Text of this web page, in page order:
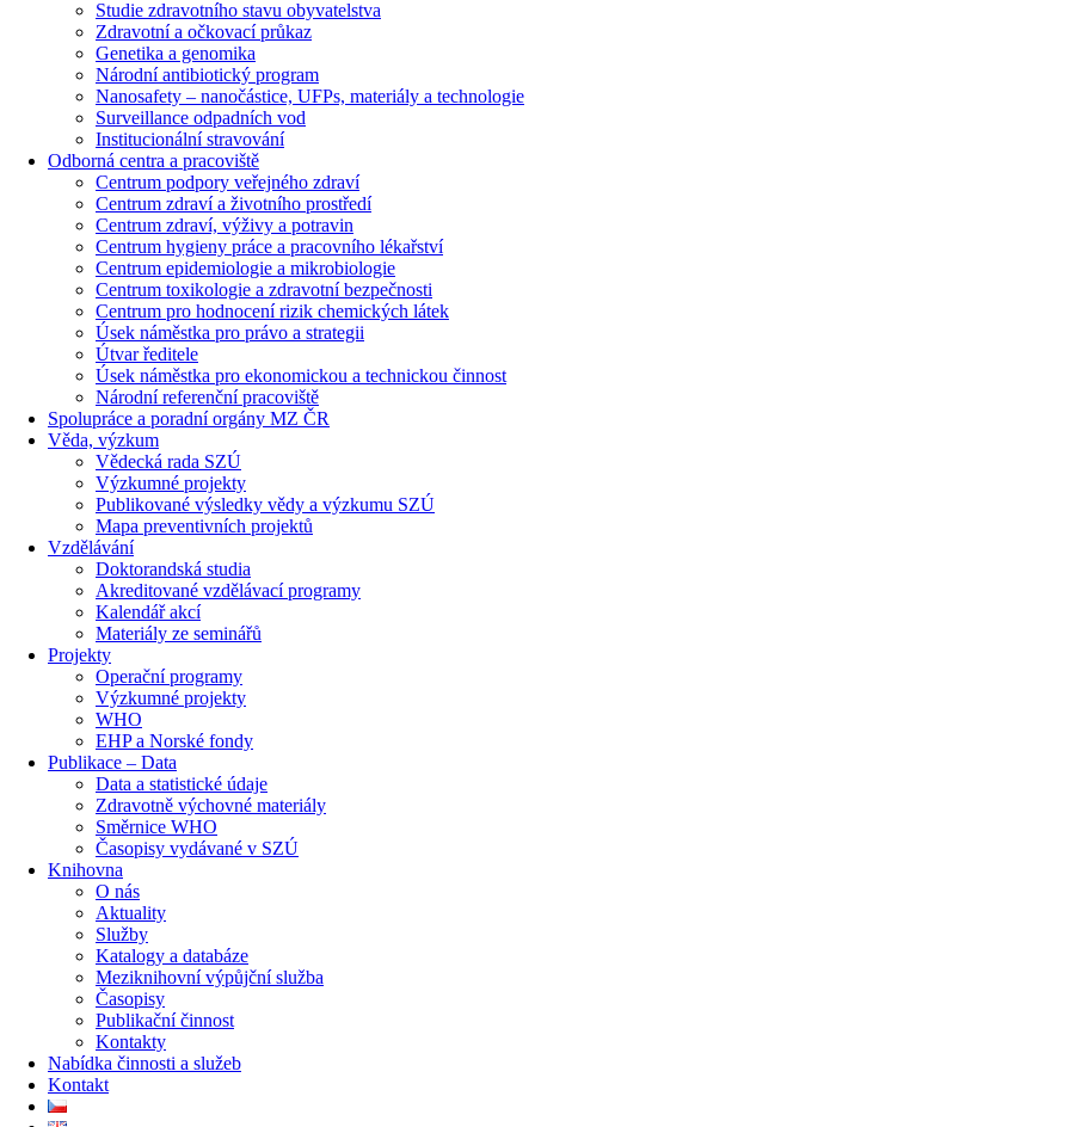
Studie zdravotního stavu obyvatelstva
Zdravotní a očkovací průkaz
Genetika a genomika
Národní antibiotický program
Nanosafety – nanočástice, UFPs, materiály a technologie
Surveillance odpadních vod
Institucionální stravování
Odborná centra a pracoviště
Centrum podpory veřejného zdraví
Centrum zdraví a životního prostředí
Centrum zdraví, výživy a potravin
Centrum hygieny práce a pracovního lékařství
Centrum epidemiologie a mikrobiologie
Centrum toxikologie a zdravotní bezpečnosti
Centrum pro hodnocení rizik chemických látek
Úsek náměstka pro právo a strategii
Útvar ředitele
Úsek náměstka pro ekonomickou a technickou činnost
Národní referenční pracoviště
Spolupráce a poradní orgány MZ ČR
Věda, výzkum
Vědecká rada SZÚ
Výzkumné projekty
Publikované výsledky vědy a výzkumu SZÚ
Mapa preventivních projektů
Vzdělávání
Doktorandská studia
Akreditované vzdělávací programy
Kalendář akcí
Materiály ze seminářů
Projekty
Operační programy
Výzkumné projekty
WHO
EHP a Norské fondy
Publikace – Data
Data a statistické údaje
Zdravotně výchovné materiály
Směrnice WHO
Časopisy vydávané v SZÚ
Knihovna
O nás
Aktuality
Služby
Katalogy a databáze
Meziknihovní výpůjční služba
Časopisy
Publikační činnost
Kontakty
Nabídka činnosti a služeb
Kontakt